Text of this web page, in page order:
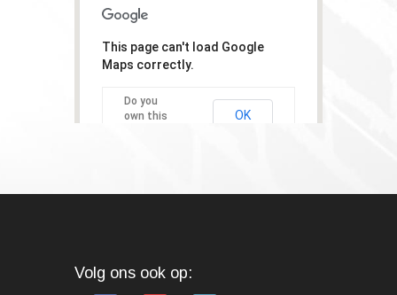
This page can't load Google
Maps correctly.
Do you
own this
OK
Volg ons ook op: